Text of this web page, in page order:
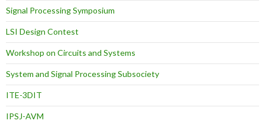
Signal Processing Symposium
LSI Design Contest
Workshop on Circuits and Systems
System and Signal Processing Subsociety
ITE-3DIT
IPSJ-AVM